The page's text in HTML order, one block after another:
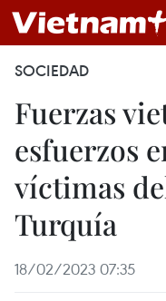
SOCIEDAD
Fuerzas
esfuerzos
víctimas
Turquía
18/02/2023 07:35